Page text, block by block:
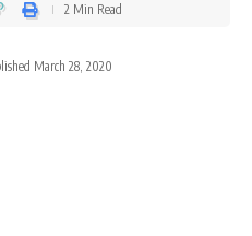
March 28, 2020
2 Min Read